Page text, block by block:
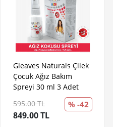
Gleaves Naturals Çilek
Çocuk Ağız Bakım
Spreyi 30 ml 3 Adet
595.00 TL
849.00 TL
% -42